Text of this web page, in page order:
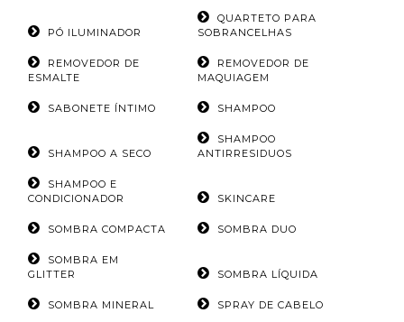
PÓ ILUMINADOR
QUARTETO PARA
SOBRANCELHAS
REMOVEDOR DE
ESMALTE
REMOVEDOR DE
MAQUIAGEM
SABONETE ÍNTIMO SHAMPOO
SHAMPOO A SECO
SHAMPOO
ANTIRRESIDUOS
SHAMPOO E
CONDICIONADOR
SKINCARE
SOMBRA COMPACTA SOMBRA DUO
SOMBRA EM
GLITTER
SOMBRA LÍQUIDA
SOMBRA MINERAL SPRAY DE CABELO